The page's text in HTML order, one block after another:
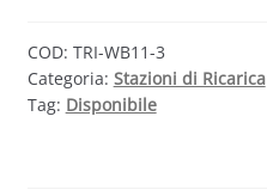
WB11-
3
–
COD: TRI-WB11-3
Categoria: Stazioni di Ricarica
Tag: Disponibile